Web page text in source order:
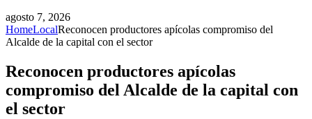
agosto 7, 2026
HomeLocalReconocen productores apícolas compromiso del
Alcalde de la capital con el sector
Reconocen productores apícolas
compromiso del Alcalde de la capital con
el sector